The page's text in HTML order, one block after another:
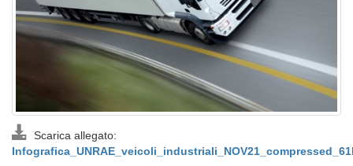
Scarica allegato: